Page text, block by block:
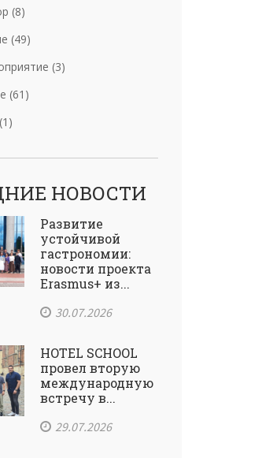
(8)
(49)
(3)
(61)
НОВОСТИ
Развитие
устойчивой
гастрономии:
новости проекта
Erasmus+ из...
30.07.2026
HOTEL SCHOOL
провел вторую
международную
встречу в...
29.07.2026